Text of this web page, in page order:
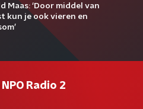
Maas: ‘Door middel van
kun je ook vieren en
Radio 2